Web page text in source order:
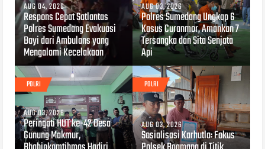
AUG 04, 2026
Respons Cepat Satlantas
Polres Sumedang Evakuasi
Bayi dari Ambulans yang
Mengalami Kecelakaan
AUG 03, 2026
Polres Sumedang Ungkap 6
Kasus Curanmor, Amankan 7
Tersangka dan Sita Senjata
Api
POLRI
AUG 03, 2026
Peringati HUT ke-42 Desa
Gunung Makmur,
POLRI
AUG 03, 2026
Sosialisasi Karhutla: Fokus